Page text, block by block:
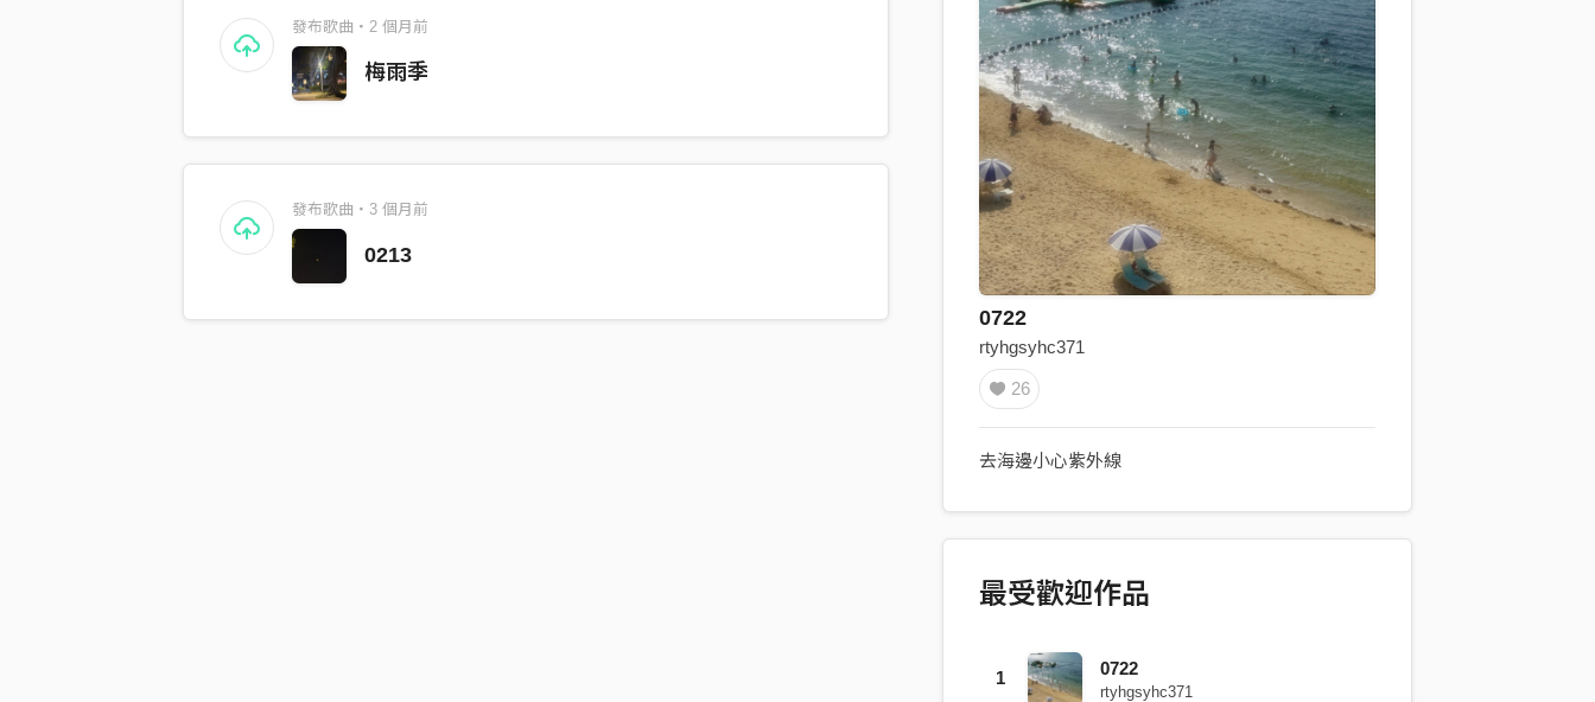
發布歌曲・2 個月前
梅雨季
發布歌曲・3 個月前
0213
0722
rtyhgsyhc371
26
去海邊小心紫外線
最受歡迎作品
1 0722
rtyhgsyhc371